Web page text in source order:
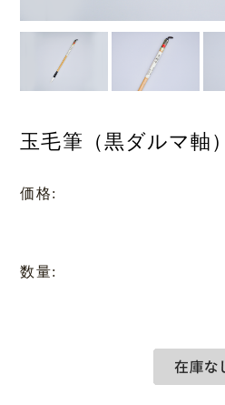
玉毛筆（黒ダルマ軸
価格:
数量: